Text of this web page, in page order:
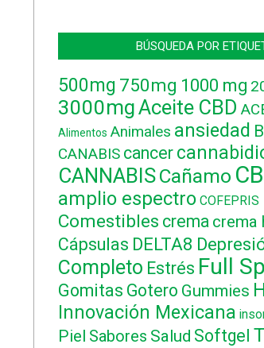
BÚSQUEDA POR
500mg 750mg 1000 mg
3000mgAceite CBD
Alimentos Animales ansiedad
CANABIS cancer
CANNABISCañamo
amplio espectro COFEPRIS
Comestibles crema crema
Cápsulas DELTA8
Completo Estrés Full
Gomitas Gotero Gummies
Innovación Mexicana
Piel Sabores Salud Softgel